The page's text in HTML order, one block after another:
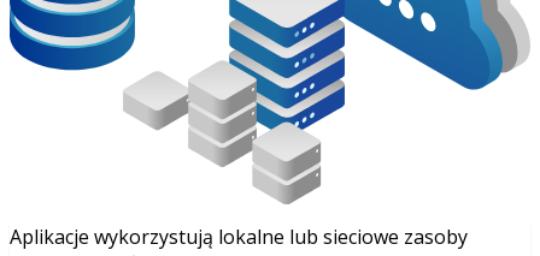
Aplikacje wykorzystują lokalne lub sieciowe zasoby